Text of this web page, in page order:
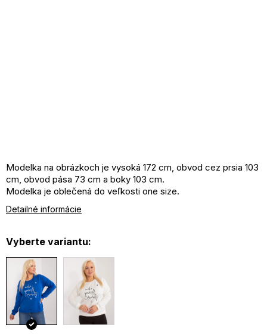
Modelka na obrázkoch je vysoká 172 cm, obvod cez prsia 103
cm, obvod pása 73 cm a boky 103 cm.
Modelka je oblečená do veľkosti one size.
Detailné informácie
Vyberte variantu: